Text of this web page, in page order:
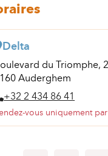
Delta
du Triomphe,
Auderghem
+32 2 434 86 41
vous uniquement